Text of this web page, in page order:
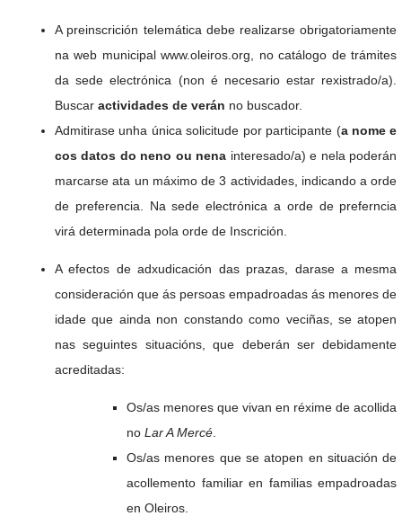
A preinscrición telemática debe realizarse obrigatoriamente
na web municipal www.oleiros.org, no catálogo de trámites
da sede electrónica (non é necesario estar rexistrado/a).
Buscar actividades de verán no buscador.
Admitirase unha única solicitude por participante (a nome e
cos datos do neno ou nena interesado/a) e nela poderán
marcarse ata un máximo de 3 actividades, indicando a orde
de preferencia. Na sede electrónica a orde de preferncia
virá determinada pola orde de Inscrición.
A efectos de adxudicación das prazas, darase a mesma
consideración que ás persoas empadroadas ás menores de
idade que ainda non constando como veciñas, se atopen
nas seguintes situacións, que deberán ser debidamente
acreditadas:
Os/as menores que vivan en réxime de acollida
no Lar A Mercé
Os/as menores que se atopen en situación de
acollemento familiar en familias empadroadas
en Oleiros.